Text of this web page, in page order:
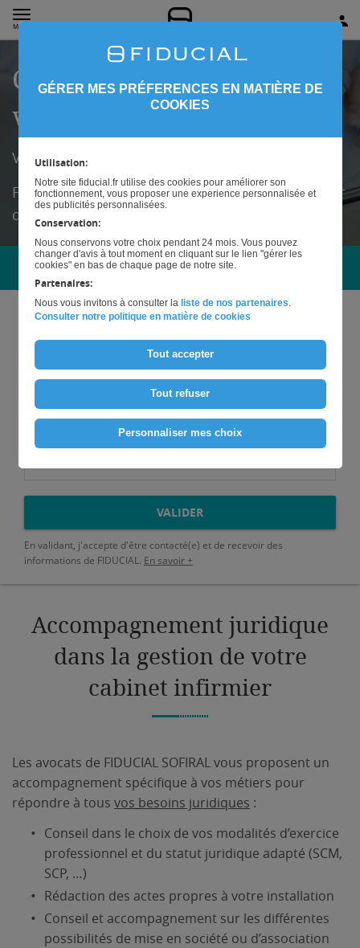
MENU
Conseil juridique pour
votre cabinet d'infirmier
Vous souhaitez faire évoluer votre activité ?
Faites appel à un accompagnement juridique par
des des avocats spécialistes de votre métier
INTÉRESSÉ(E) ?
Nom*
Prénom*
Téléphone*
VALIDER
En validant, j'accepte d'être contacté(e) et de recevoir des
informations de FIDUCIAL. En savoir +
Accompagnement juridique
dans la gestion de votre
cabinet infirmier
Les avocats de FIDUCIAL SOFIRAL vous proposent un
accompagnement spécifique à vos métiers pour
répondre à tous vos besoins juridiques :
Conseil dans le choix de vos modalités d’exercice
professionnel et du statut juridique adapté (SCM,
SCP, …)
Rédaction des actes propres à votre installation
Conseil et accompagnement sur les différentes
possibilités de mise en société ou d’association
GÉRER MES PRÉFERENCES EN MATIÈRE DE
COOKIES
Utilisation:
Notre site fiducial.fr utilise des cookies pour améliorer son
fonctionnement, vous proposer une experience personnalisée et
des publicités personnalisées.
Conservation:
Nous conservons votre choix pendant 24 mois. Vous pouvez
changer d'avis à tout moment en cliquant sur le lien "gérer les
cookies" en bas de chaque page de notre site.
Partenaires:
Nous vous invitons à consulter la liste de nos partenaires.
Consulter notre politique en matière de cookies
Tout accepter
Tout refuser
Personnaliser mes choix